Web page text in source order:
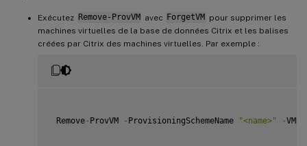
Exécutez Remove-ProvVM avec ForgetVM pour supprimer les
machines virtuelles de la base de données Citrix et les balises
créées par Citrix des machines virtuelles. Par exemple :
Remove- ProvVM - ProvisioningSchemeName "<name>" -